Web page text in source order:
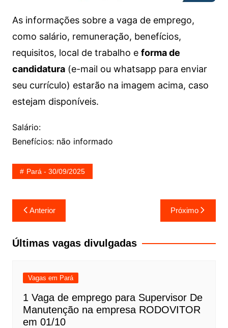
As informações sobre a vaga de emprego,
como salário, remuneração, benefícios,
requisitos, local de trabalho e forma de
candidatura(e-mail ou whatsapp para enviar
seu currículo) estarão na imagem acima, caso
estejam disponíveis.
Salário:
Benefícios: não informado
Pará - 30/09/2025
Navegação
de
Post
Anterior Próximo
Últimas vagas divulgadas
Vagas em Pará
1 Vaga de emprego para Supervisor De
Manutenção na empresa RODOVITOR
em 01/10